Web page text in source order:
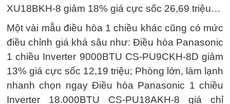
XU18BKH-8 giảm 18% giá cực sốc 26,69 triệu…
Một vài mẫu điều hòa 1 chiều khác cũng có mức
điều chỉnh giá khá sâu như: Điều hòa Panasonic
1 chiều Inverter 9000BTU CS-PU9CKH-8D giảm
13% giá cực sốc 12,19 triệu; Phòng lớn, làm lạnh
nhanh chọn ngay Điều hòa Panasonic 1 chiều
Inverter 18.000BTU CS-PU18AKH-8 giá chỉ